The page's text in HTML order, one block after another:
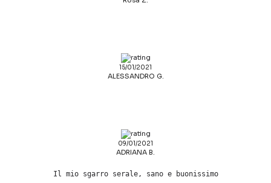
15/01/2021
ALESSANDRO G.
09/01/2021
ADRIANA B.
Il mio sgarro serale, sano e buonissimo